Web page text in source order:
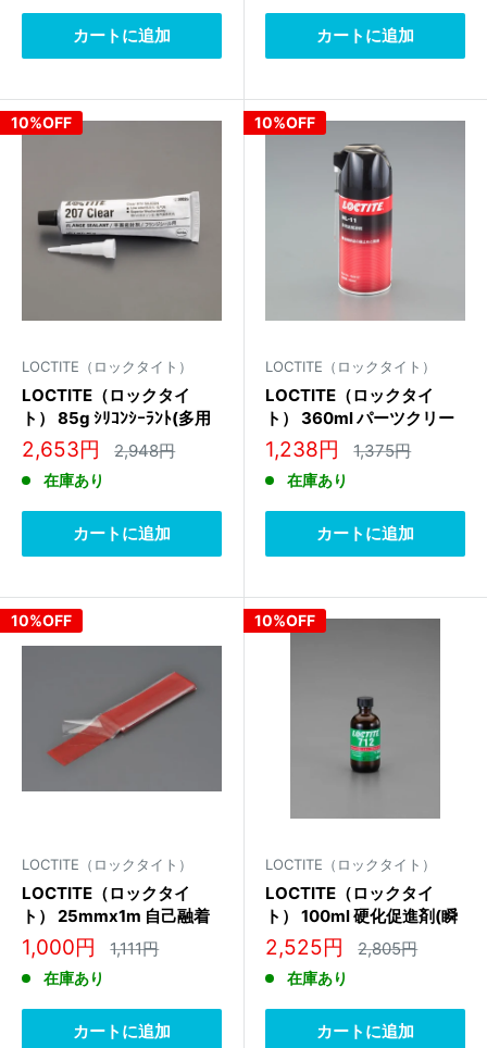
格
カートに追加
格
カートに追加
10%OFF
LOCTITE（ロックタイト）
LOCTITE（ロックタイ
ト） 85g ｼﾘｺﾝｼｰﾗﾝﾄ(多用
途/半透明) 234561
販
売
価
格
2,653円 通
常
2,948円
在庫あり
カートに追加
10%OFF
LOCTITE（ロックタイト）
LOCTITE（ロックタイ
ト） 360ml パーツクリー
ナー 1924157
販
売
価
格
1,238円 通
常
1,375円
在庫あり
カートに追加
10%OFF
LOCTITE（ロックタイト）
LOCTITE（ロックタイ
ト） 25mmx1m 自己融着
絶縁テープ LSW-100
販
売
価
格
1,000円 通
常
1,111円
在庫あり
カートに追加
10%OFF
LOCTITE（ロックタイト）
LOCTITE（ロックタイ
ト） 100ml 硬化促進剤(瞬
間接着剤用) 38486
販
売
価
格
2,525円 通
常
2,805円
在庫あり
カートに追加